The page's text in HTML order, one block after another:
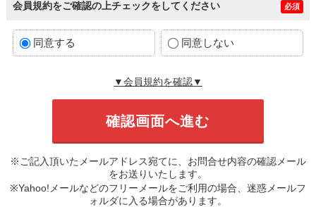
会員規約をご確認の上チェックをしてください 必須
同意する 同意しない
▼会員規約を確認▼
※ご記入頂いたメールアドレス宛てに、お問合せ内容の確認メール
をお送りいたします。
※Yahoo!メールなどのフリーメールをご利用の場合、迷惑メールフ
ォルダに入る場合があります。